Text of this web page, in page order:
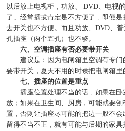
以后放上电视柜，功放、
DVD、电视
了。经常插拔肯定是不方便了，即便
去开关也不方便。而且功放、DVD、普
孔插座（两个五孔）也不够。
六、空调插座有否必要带开关
建议是：因为电闸箱里空调有专门
要带开关，夏天不用的时候把电闸箱里
七、插座的位置是重点
插座位置处理不当的话，如果在卧
放；如果在卫生间、厨房，可能就要
置，否则让插座尽可能的把边一般不
留得不当不正，就有可能与后期的家具